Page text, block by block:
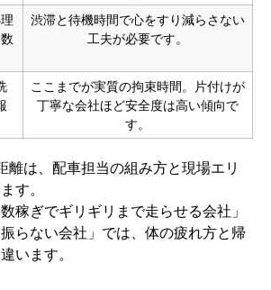
渋滞と待機時間で心をすり減らさない
工夫が必要です。
ここまでが実質の拘束時間。片付けが
丁寧な会社ほど安全度は高い傾向で
す。
離は、配車担当の組み方と現場エリ
す。
稼ぎでギリギリまで走らせる会社」
らない会社」では、体の疲れ方と帰
います。